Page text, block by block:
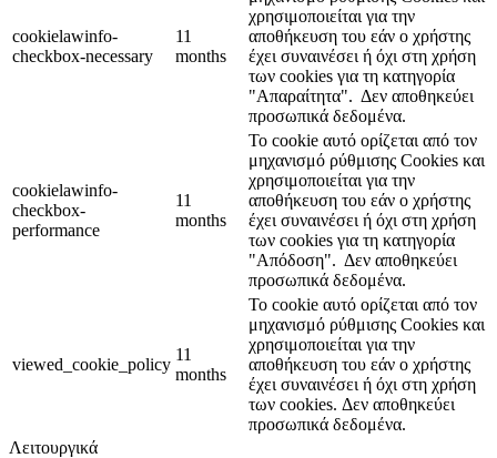
cookielawinfo-
checkbox-necessary
11
months
χρησιμοποιείται για την
αποθήκευση του εάν ο χρήστης
έχει συναινέσει ή όχι στη χρήση
των cookies για τη κατηγορία
"Απαραίτητα". Δεν αποθηκεύει
προσωπικά δεδομένα.
cookielawinfo-
checkbox-
performance
11
months
Το cookie αυτό ορίζεται από τον
μηχανισμό ρύθμισης Cookies και
χρησιμοποιείται για την
αποθήκευση του εάν ο χρήστης
έχει συναινέσει ή όχι στη χρήση
των cookies για τη κατηγορία
"Απόδοση". Δεν αποθηκεύει
προσωπικά δεδομένα.
viewed_cookie_policy
11
months
Το cookie αυτό ορίζεται από τον
μηχανισμό ρύθμισης Cookies και
χρησιμοποιείται για την
αποθήκευση του εάν ο χρήστης
έχει συναινέσει ή όχι στη χρήση
των cookies. Δεν αποθηκεύει
προσωπικά δεδομένα.
Λειτουργικά